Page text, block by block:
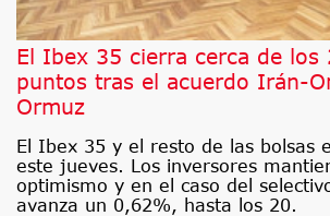
El Ibex 35 cierra cerca de los
puntos tras el acuerdo Irán-
Ormuz
El Ibex 35 y el resto de las bolsas
este jueves. Los inversores
optimismo y en el caso del
avanza un 0,62%, hasta los 20.